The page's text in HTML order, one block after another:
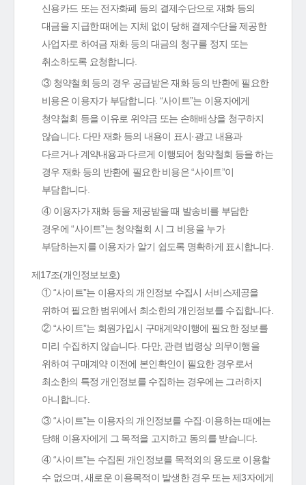
신용카드 또는 전자화폐 등의 결제수단으로 재화 등의
대금을 지급한 때에는 지체 없이 당해 결제수단을 제공한
사업자로 하여금 재화 등의 대금의 청구를 정지 또는
취소하도록 요청합니다.
③ 청약철회 등의 경우 공급받은 재화 등의 반환에 필요한
비용은 이용자가 부담합니다. “사이트”는 이용자에게
청약철회 등을 이유로 위약금 또는 손해배상을 청구하지
않습니다. 다만 재화 등의 내용이 표시·광고 내용과
다르거나 계약내용과 다르게 이행되어 청약철회 등을 하는
경우 재화 등의 반환에 필요한 비용은 “사이트”이
부담합니다.
④ 이용자가 재화 등을 제공받을 때 발송비를 부담한
경우에 “사이트”는 청약철회 시 그 비용을 누가
부담하는지를 이용자가 알기 쉽도록 명확하게 표시합니다.
제17조(개인정보보호)
① “사이트”는 이용자의 개인정보 수집시 서비스제공을
위하여 필요한 범위에서 최소한의 개인정보를 수집합니다.
② “사이트”는 회원가입시 구매계약이행에 필요한 정보를
미리 수집하지 않습니다. 다만, 관련 법령상 의무이행을
위하여 구매계약 이전에 본인확인이 필요한 경우로서
최소한의 특정 개인정보를 수집하는 경우에는 그러하지
아니합니다.
③ “사이트”는 이용자의 개인정보를 수집·이용하는 때에는
당해 이용자에게 그 목적을 고지하고 동의를 받습니다.
④ “사이트”는 수집된 개인정보를 목적외의 용도로 이용할
수 없으며, 새로운 이용목적이 발생한 경우 또는 제3자에게